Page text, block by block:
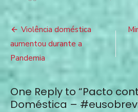
Navegação
de
artigos
Violência doméstica
aumentou durante a
Pandemia
One Reply to “Pacto
Doméstica –